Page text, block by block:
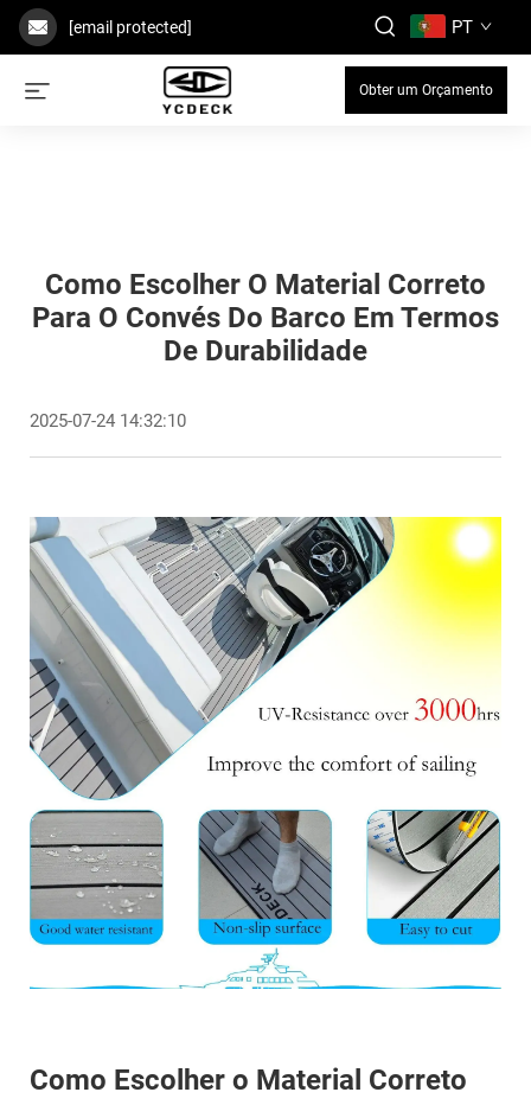
[email protected] PT
Obter um Orçamento
Como Escolher O Material Correto
Para O Convés Do Barco Em Termos
De Durabilidade
2025-07-24 14:32:10
Como Escolher o Material Correto